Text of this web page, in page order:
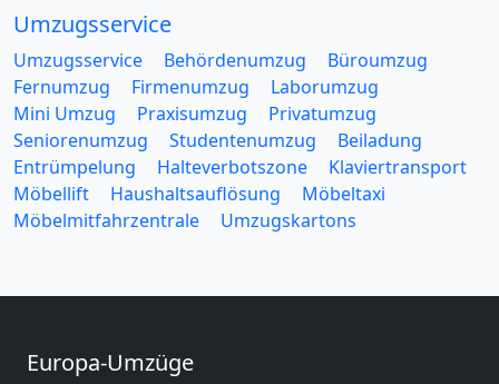
Umzugsservice
Umzugsservice Behördenumzug
Büroumzug
Fernumzug
Firmenumzug
Laborumzug
Mini Umzug
Praxisumzug
Privatumzug
Seniorenumzug
Studentenumzug
Beiladung
Entrümpelung
Halteverbotszone
Klaviertransport
Möbellift
Haushaltsauflösung
Möbeltaxi
Möbelmitfahrzentrale
Umzugskartons
Europa-Umzüge